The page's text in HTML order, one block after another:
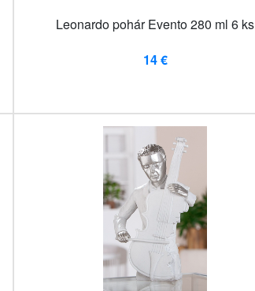
Leonardo pohár Evento 280 ml 6 ks
14 €